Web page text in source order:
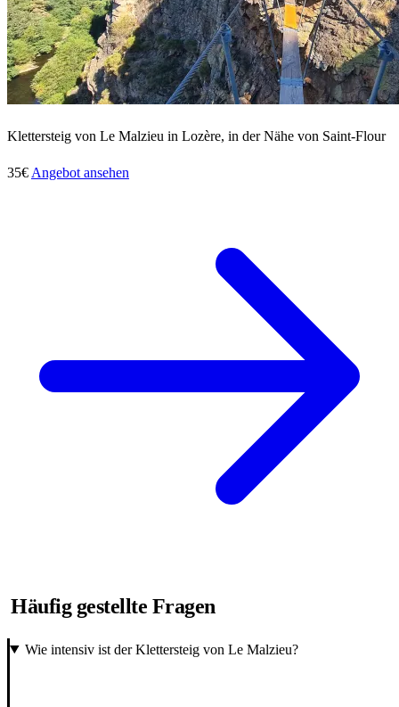
Klettersteig von Le Malzieu in Lozère, in der Nähe von Saint-Flour
35€ Angebot ansehen
Häufig gestellte Fragen
Wie intensiv ist der Klettersteig von Le Malzieu?